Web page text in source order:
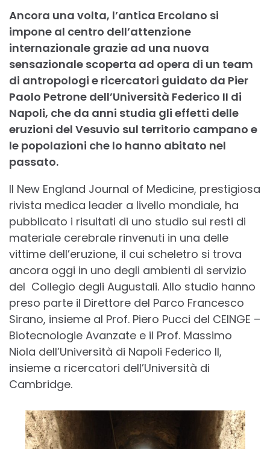
Ancora una volta, l’antica Ercolano si
impone al centro dell’attenzione
internazionale grazie ad una nuova
sensazionale scoperta ad opera di un team
di antropologi e ricercatori guidato da Pier
Paolo Petrone dell’Università Federico II di
Napoli, che da anni studia gli effetti delle
eruzioni del Vesuvio sul territorio campano e
le popolazioni che lo hanno abitato nel
passato.
Il New England Journal of Medicine, prestigiosa
rivista medica leader a livello mondiale, ha
pubblicato i risultati di uno studio sui resti di
materiale cerebrale rinvenuti in una delle
vittime dell’eruzione, il cui scheletro si trova
ancora oggi in uno degli ambienti di servizio
del Collegio degli Augustali. Allo studio hanno
preso parte il Direttore del Parco Francesco
Sirano, insieme al Prof. Piero Pucci del CEINGE –
Biotecnologie Avanzate e il Prof. Massimo
Niola dell’Università di Napoli Federico II,
insieme a ricercatori dell’Università di
Cambridge.